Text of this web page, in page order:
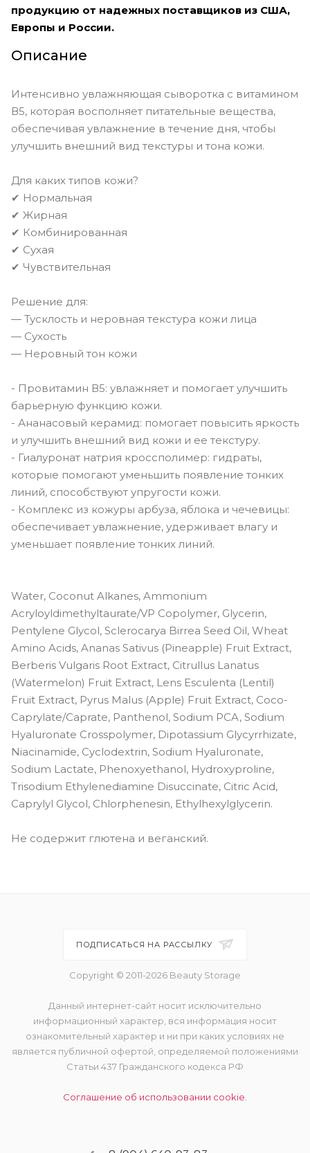
продукцию от надежных поставщиков из США,
Европы и России.
Описание
Интенсивно увлажняющая сыворотка с витамином
В5, которая восполняет питательные вещества,
обеспечивая увлажнение в течение дня, чтобы
улучшить внешний вид текстуры и тона кожи.
Для каких типов кожи?
✔ Нормальная
✔ Жирная
✔ Комбинированная
✔ Сухая
✔ Чувствительная
Решение для:
— Тусклость и неровная текстура кожи лица
— Сухость
— Неровный тон кожи
- Провитамин В5: увлажняет и помогает улучшить
барьерную функцию кожи.
- Ананасовый керамид: помогает повысить яркость
и улучшить внешний вид кожи и ее текстуру.
- Гиалуронат натрия кроссполимер: гидраты,
которые помогают уменьшить появление тонких
линий, способствуют упругости кожи.
- Комплекс из кожуры арбуза, яблока и чечевицы:
обеспечивает увлажнение, удерживает влагу и
уменьшает появление тонких линий.
Water, Coconut Alkanes, Ammonium
Acryloyldimethyltaurate/VP Copolymer, Glycerin,
Pentylene Glycol, Sclerocarya Birrea Seed Oil, Wheat
Amino Acids, Ananas Sativus (Pineapple) Fruit Extract,
Berberis Vulgaris Root Extract, Citrullus Lanatus
(Watermelon) Fruit Extract, Lens Esculenta (Lentil)
Fruit Extract, Pyrus Malus (Apple) Fruit Extract, Coco-
Caprylate/Caprate, Panthenol, Sodium PCA, Sodium
Hyaluronate Crosspolymer, Dipotassium Glycyrrhizate,
Niacinamide, Cyclodextrin, Sodium Hyaluronate,
Sodium Lactate, Phenoxyethanol, Hydroxyproline,
Trisodium Ethylenediamine Disuccinate, Citric Acid,
Caprylyl Glycol, Chlorphenesin, Ethylhexylglycerin.
Не содержит глютена и веганский.
ПОДПИСАТЬСЯ НА РАССЫЛКУ
Copyright © 2011-2026 Beauty Storage
Данный интернет-сайт носит исключительно
информационный характер, вся информация носит
ознакомительный характер и ни при каких условиях не
является публичной офертой, определяемой положениями
Статьи 437 Гражданского кодекса РФ
Соглашение об использовании cookie.